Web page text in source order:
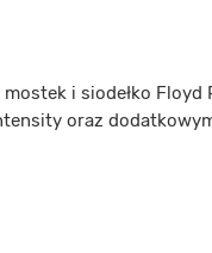
mostek i siodełko
oraz